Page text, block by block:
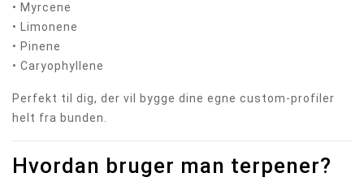
• Myrcene
• Limonene
• Pinene
• Caryophyllene
Perfekt til dig, der vil bygge dine egne custom-profiler
helt fra bunden.
Hvordan bruger man terpener?